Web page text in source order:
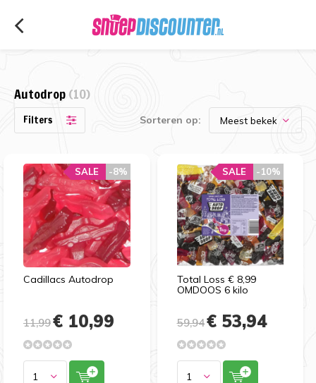
Autodrop(10)
Filters Sorteren op:
Cadillacs Autodrop
11,99€ 10,99
-8%
SALE -8%
SALE
Total Loss € 8,99
OMDOOS 6 kilo
59,94€ 53,94
-10%
SALE -10%
SALE